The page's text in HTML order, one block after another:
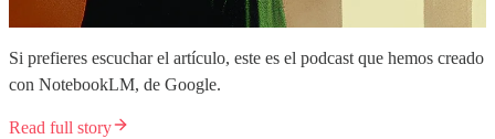
Si prefieres escuchar el artículo, este es el podcast que hemos creado
con NotebookLM, de Google.
Read full story